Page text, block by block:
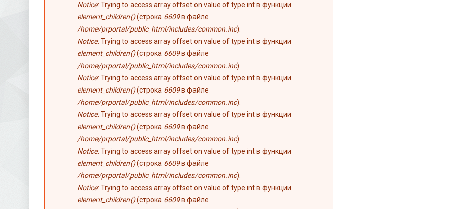
Notice: Trying to access array offset on value of type int в функции
element_children()(строка 6609в файле
/home/prportal/public_html/includes/common.inc).
Notice: Trying to access array offset on value of type int в функции
element_children()(строка 6609в файле
/home/prportal/public_html/includes/common.inc).
Notice: Trying to access array offset on value of type int в функции
element_children()(строка 6609в файле
/home/prportal/public_html/includes/common.inc).
Notice: Trying to access array offset on value of type int в функции
element_children()(строка 6609в файле
/home/prportal/public_html/includes/common.inc).
Notice: Trying to access array offset on value of type int в функции
element_children()(строка 6609в файле
/home/prportal/public_html/includes/common.inc).
Notice: Trying to access array offset on value of type int в функции
element_children()(строка 6609в файле